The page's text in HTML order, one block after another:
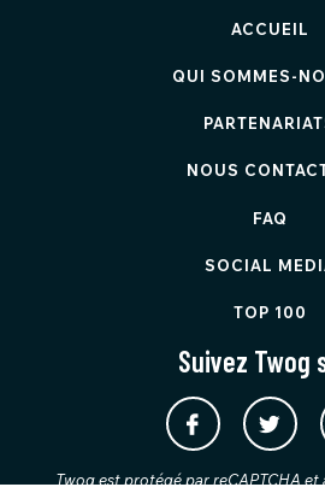
ACCUEIL
QUI SOMMES-
NOUS
FAQ
SOCIAL
TOP 100
Suivez Twog
Twog est protégé par reCAPTCHA